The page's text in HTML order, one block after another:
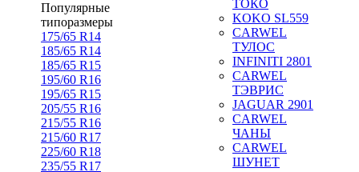
Популярные
типоразмеры
175/65 R14
185/65 R14
185/65 R15
195/60 R16
195/65 R15
205/55 R16
215/55 R16
215/60 R17
225/60 R18
235/55 R17
ТОКО
KOKO SL559
CARWEL
ТУЛОС
INFINITI 2801
CARWEL
ТЭВРИС
JAGUAR 2901
CARWEL
ЧАНЫ
CARWEL
ШУНЕТ